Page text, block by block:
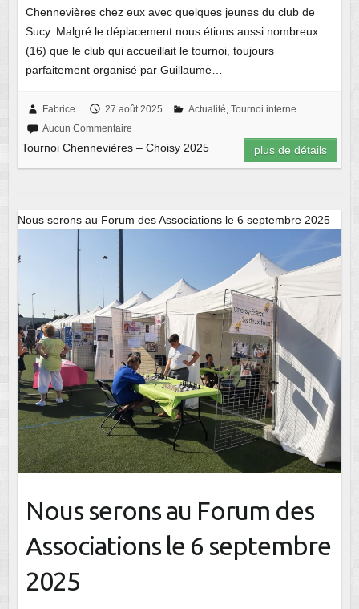
Chennevières chez eux avec quelques jeunes du club de
Sucy. Malgré le déplacement nous étions aussi nombreux
(16) que le club qui accueillait le tournoi, toujours
parfaitement organisé par Guillaume…
Fabrice 27 août 2025 Actualité Tournoi interne
Aucun Commentaire
Tournoi Chennevières – Choisy 2025 plus de détails
Nous serons au Forum des Associations le 6 septembre 2025
Nous serons au Forum des
Associations le 6 septembre
2025